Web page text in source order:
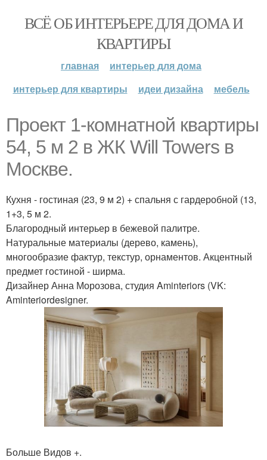
ВСЁ ОБ ИНТЕРЬЕРЕ ДЛЯ ДОМА И
КВАРТИРЫ
главная
интерьер для дома
интерьер для квартиры
идеи дизайна мебель
Проект 1-комнатной квартиры
54, 5 м 2 в ЖК Will Towers в
Москве.
Кухня - гостиная (23, 9 м 2) + спальня с гардеробной (13,
1+3, 5 м 2.
Благородный интерьер в бежевой палитре.
Натуральные материалы (дерево, камень),
многообразие фактур, текстур, орнаментов. Акцентный
предмет гостиной - ширма.
Дизайнер Анна Морозова, студия Aminteriors (VK:
Aminteriordesigner.
Больше Видов +.